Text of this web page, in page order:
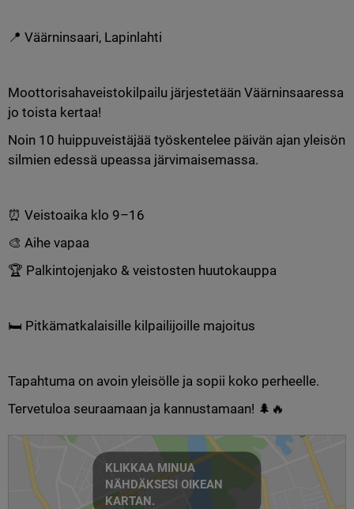
📍 Väärninsaari, Lapinlahti
Moottorisahaveistokilpailu järjestetään Väärninsaaressa
jo toista kertaa!
Noin 10 huippuveistäjää työskentelee päivän ajan yleisön
silmien edessä upeassa järvimaisemassa.
⏰ Veistoaika klo 9–16
🎨 Aihe vapaa
🏆 Palkintojenjako & veistosten huutokauppa
🛏️ Pitkämatkalaisille kilpailijoille majoitus
Tapahtuma on avoin yleisölle ja sopii koko perheelle.
Tervetuloa seuraamaan ja kannustamaan! 🌲🔥
KLIKKAA MINUA
NÄHDÄKSESI OIKEAN
KARTAN.